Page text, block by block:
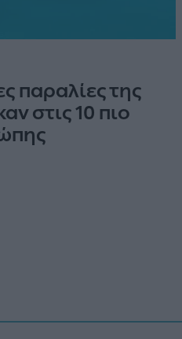
παραλίες της
στις 10 πιο